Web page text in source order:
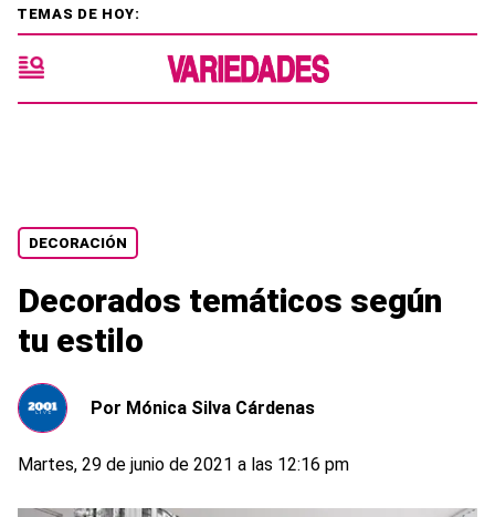
DECORACIÓN
Decorados temáticos según
tu estilo
Por Mónica Silva Cárdenas
Martes, 29 de junio de 2021 a las 12:16 pm
TEMAS DE HOY: